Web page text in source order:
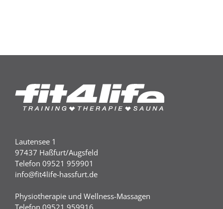
Lautensee 1
97437 Haßfurt/Augsfeld
Telefon 09521 959901
info@fit4life-hassfurt.de
Physiotherapie und Wellness-Massagen